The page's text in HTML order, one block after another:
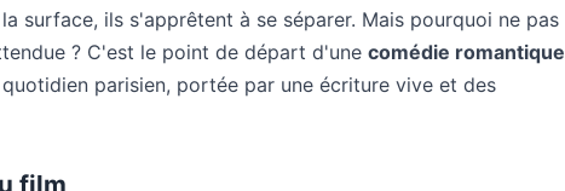
surface, ils s'apprêtent à se séparer. Mais pourquoi ne pas
? C'est le point de départ d'une comédie romantique
parisien, portée par une écriture vive et des
film